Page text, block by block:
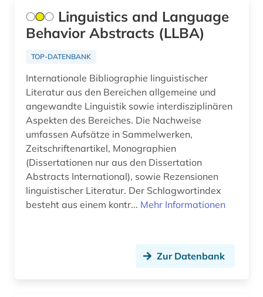
bibelausgabe (1)
bibelhandschrift (1)
bibelwissenschaft (4)
bibliografie (326)
bibliografie 1907-2005 (1)
bibliografie 1945 (1)
bibliografie 1945-1990 (1)
bibliografin (3)
bibliographie 1470-1960 (1)
bibliographie 1800-2005 (1)
Linguistics and Language
Behavior Abstracts (LLBA)
TOP-DATENBANK
Internationale Bibliographie linguistischer
Literatur aus den Bereichen allgemeine und
angewandte Linguistik sowie interdisziplinären
Aspekten des Bereiches. Die Nachweise
umfassen Aufsätze in Sammelwerken,
Zeitschriftenartikel, Monographien
(Dissertationen nur aus den Dissertation
Abstracts International), sowie Rezensionen
linguistischer Literatur. Der Schlagwortindex
besteht aus einem kontr... Mehr Informationen
Zur Datenbank